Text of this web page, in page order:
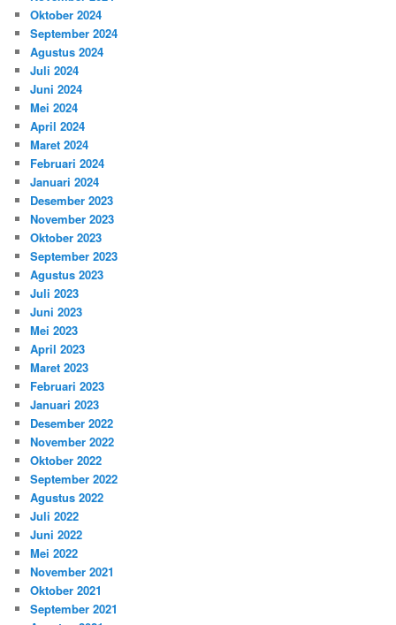
Oktober 2024
September 2024
Agustus 2024
Juli 2024
Juni 2024
Mei 2024
April 2024
Maret 2024
Februari 2024
Januari 2024
Desember 2023
November 2023
Oktober 2023
September 2023
Agustus 2023
Juli 2023
Juni 2023
Mei 2023
April 2023
Maret 2023
Februari 2023
Januari 2023
Desember 2022
November 2022
Oktober 2022
September 2022
Agustus 2022
Juli 2022
Juni 2022
Mei 2022
November 2021
Oktober 2021
September 2021